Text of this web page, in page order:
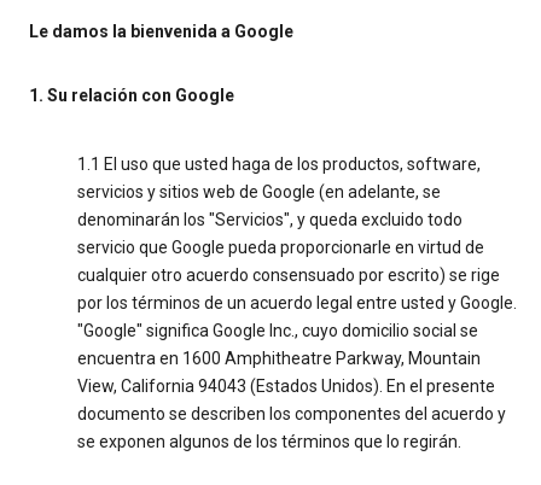
Le damos la bienvenida a Google
1. Su relación con Google
1.1 El uso que usted haga de los productos, software,
servicios y sitios web de Google (en adelante, se
denominarán los "Servicios", y queda excluido todo
servicio que Google pueda proporcionarle en virtud de
cualquier otro acuerdo consensuado por escrito) se rige
por los términos de un acuerdo legal entre usted y Google.
"Google" significa Google Inc., cuyo domicilio social se
encuentra en 1600 Amphitheatre Parkway, Mountain
View, California 94043 (Estados Unidos). En el presente
documento se describen los componentes del acuerdo y
se exponen algunos de los términos que lo regirán.